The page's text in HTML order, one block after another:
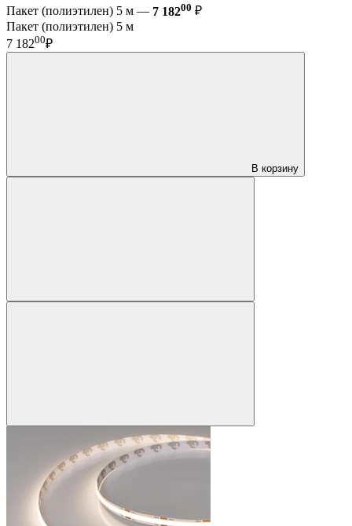
Пакет (полиэтилен) 5 м — 7 18200 ₽
Пакет (полиэтилен) 5 м
7 18200₽
В корзину